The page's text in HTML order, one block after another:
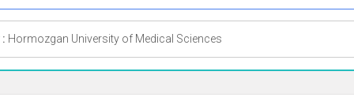
Hormozgan University of Medical Sciences